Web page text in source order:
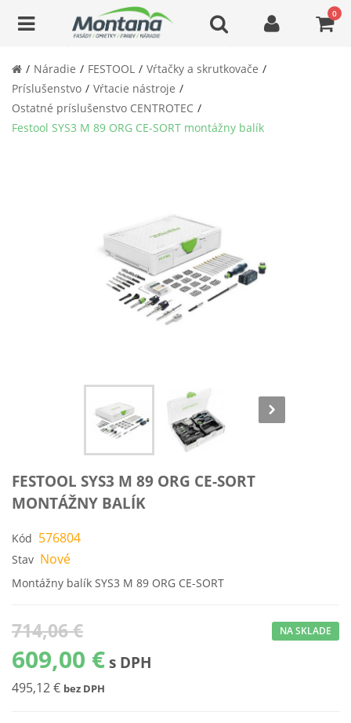
0
Náradie FESTOOL
Vŕtačky a skrutkovače
Príslušenstvo
Vŕtacie nástroje
Ostatné príslušenstvo CENTROTEC
Festool SYS3 M 89 ORG CE-SORT montážny balík
FESTOOL SYS3 M 89 ORG CE-SORT
MONTÁŽNY BALÍK
Kód 576804
Stav Nové
Montážny balík SYS3 M 89 ORG CE-SORT
714,06 €
609,00 € s DPH
495,12 € bez DPH
NA SKLADE